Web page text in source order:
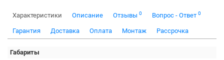
Характеристики Описание Отзывы 0 Вопрос - Ответ 0
Гарантия Доставка Оплата Монтаж Рассрочка
Габариты